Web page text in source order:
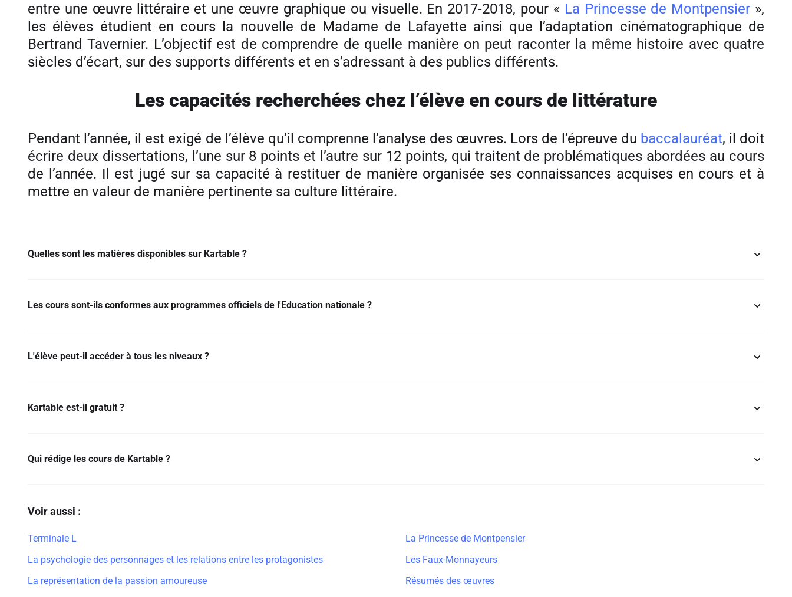
entre une œuvre littéraire et une œuvre graphique ou visuelle. En 2017-2018, pour « La Princesse de Montpensier »,
les élèves étudient en cours la nouvelle de Madame de Lafayette ainsi que l’adaptation cinématographique de
Bertrand Tavernier. L’objectif est de comprendre de quelle manière on peut raconter la même histoire avec quatre
siècles d’écart, sur des supports différents et en s’adressant à des publics différents.
Les capacités recherchées chez l’élève en cours de littérature
Pendant l’année, il est exigé de l’élève qu’il comprenne l’analyse des œuvres. Lors de l’épreuve du baccalauréat, il doit
écrire deux dissertations, l’une sur 8 points et l’autre sur 12 points, qui traitent de problématiques abordées au cours
de l’année. Il est jugé sur sa capacité à restituer de manière organisée ses connaissances acquises en cours et à
mettre en valeur de manière pertinente sa culture littéraire.
Quelles sont les matières disponibles sur Kartable ?
Les cours sont-ils conformes aux programmes officiels de l'Education nationale ?
L'élève peut-il accéder à tous les niveaux ?
Kartable est-il gratuit ?
Qui rédige les cours de Kartable ?
Voir aussi :
Terminale L
La Princesse de Montpensier
La psychologie des personnages et les relations entre les protagonistes
Les Faux-Monnayeurs
La représentation de la passion amoureuse
Résumés des œuvres